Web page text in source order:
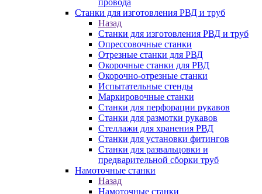
провода
Станки для изготовления РВД и труб
Назад
Станки для изготовления РВД и труб
Опрессовочные станки
Отрезные станки для РВД
Окорочные станки для РВД
Окорочно-отрезные станки
Испытательные стенды
Маркировочные станки
Станки для перфорации рукавов
Станки для размотки рукавов
Стеллажи для хранения РВД
Станки для установки фитингов
Станки для развальцовки и
предварительной сборки труб
Намоточные станки
Назад
Намоточные станки